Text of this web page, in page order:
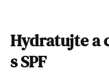
Hydratujte a
s SPF